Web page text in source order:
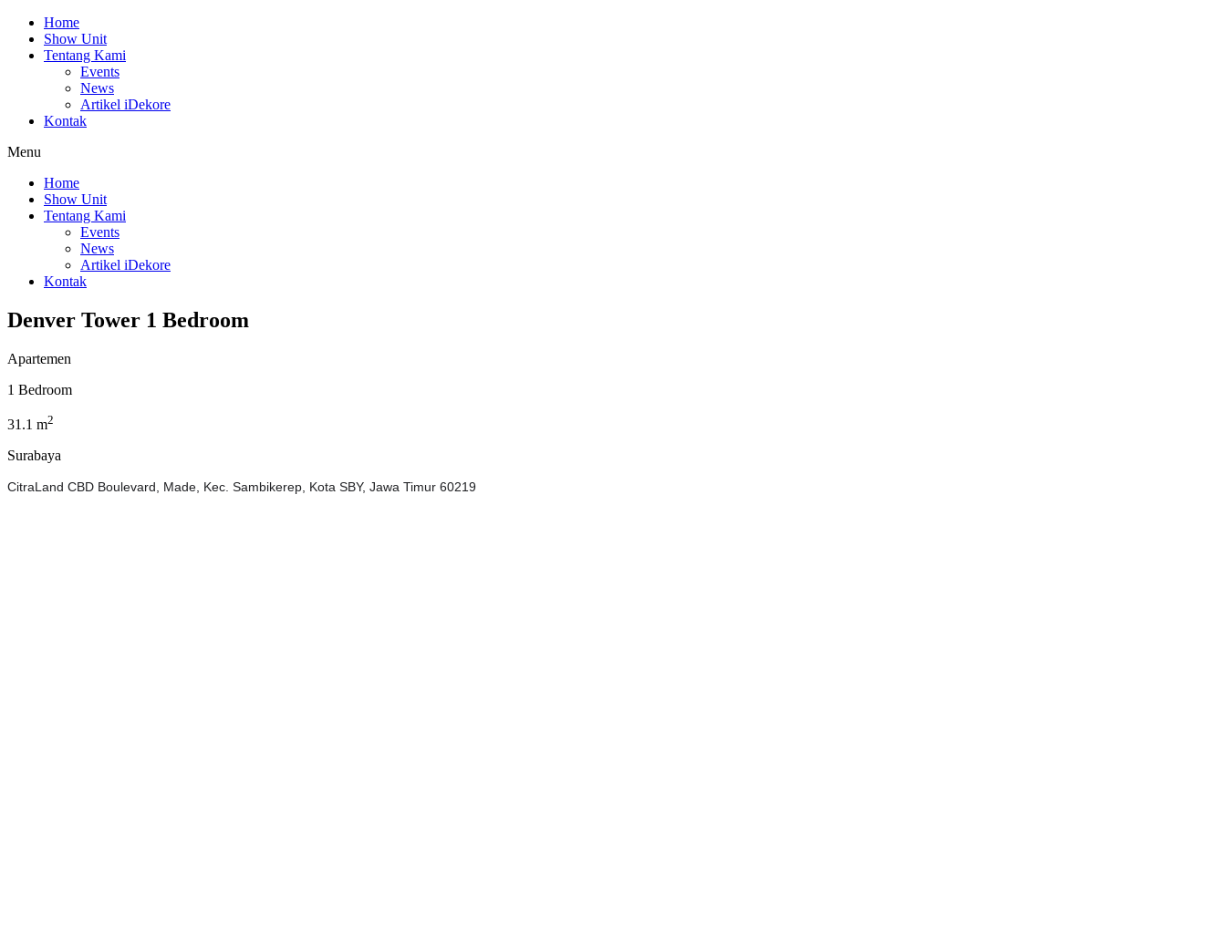
Home
Show Unit
Tentang Kami
Events
News
Artikel iDekore
Kontak
Menu
Home
Show Unit
Tentang Kami
Events
News
Artikel iDekore
Kontak
Denver Tower 1 Bedroom
Apartemen
1 Bedroom
31.1 m2
Surabaya
CitraLand CBD Boulevard, Made, Kec. Sambikerep, Kota SBY, Jawa Timur 60219